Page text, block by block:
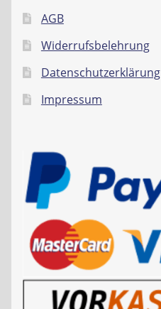
AGB
Widerrufsbelehrung
Datenschutzerklärung
Impressum